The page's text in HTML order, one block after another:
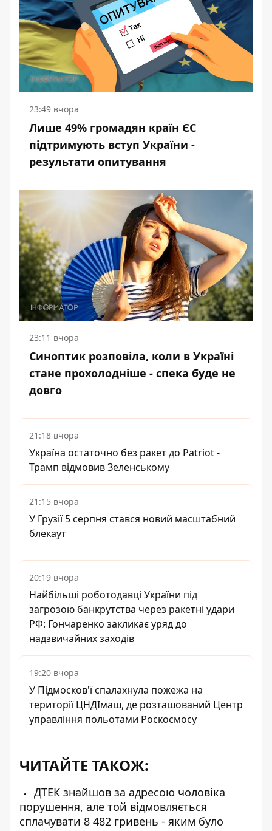
23:49 вчора
Лише 49% громадян країн ЄС
підтримують вступ України -
результати опитування
23:11 вчора
Синоптик розповіла, коли в Україні
стане прохолодніше - спека буде не
довго
21:18 вчора
Україна остаточно без ракет до Patriot -
Трамп відмовив Зеленському
21:15 вчора
У Грузії 5 серпня стався новий масштабний
блекаут
20:19 вчора
Найбільші роботодавці України під
загрозою банкрутства через ракетні удари
РФ: Гончаренко закликає уряд до
надзвичайних заходів
19:20 вчора
У Підмосков'ї спалахнула пожежа на
території ЦНДІмаш, де розташований Центр
управління польотами Роскосмосу
ЧИТАЙТЕ ТАКОЖ:
ДТЕК знайшов за адресою чоловіка
порушення, але той відмовляється
сплачувати 8 482 гривень - яким було